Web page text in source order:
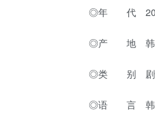
◎年 代
◎产 地 韩
◎类 别 剧
◎语 言 韩